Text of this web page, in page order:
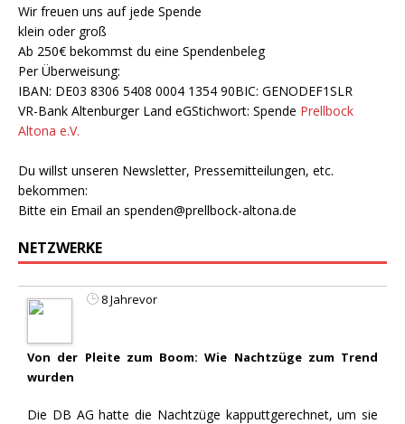
Wir freuen uns auf jede Spende
klein oder groß
Ab 250€ bekommst du eine Spendenbeleg
Per Überweisung:
IBAN: DE03 8306 5408 0004 1354 90BIC: GENODEF1SLR
VR-Bank Altenburger Land eGStichwort: Spende Prellbock
Altona e.V.
Du willst unseren Newsletter, Pressemitteilungen, etc.
bekommen:
Bitte ein Email an spenden@prellbock-altona.de
NETZWERKE
8 Jahrevor
Von der Pleite zum Boom: Wie Nachtzüge zum Trend
wurden
Die DB AG hatte die Nachtzüge kapputtgerechnet, um sie